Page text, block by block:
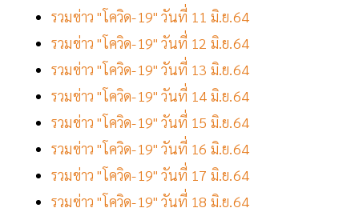
รวมข่าว "โควิด-19" วันที่ 11 มิ.ย.64
รวมข่าว "โควิด-19" วันที่ 12 มิ.ย.64
รวมข่าว "โควิด-19" วันที่ 13 มิ.ย.64
รวมข่าว "โควิด-19" วันที่ 14 มิ.ย.64
รวมข่าว "โควิด-19" วันที่ 15 มิ.ย.64
รวมข่าว "โควิด-19" วันที่ 16 มิ.ย.64
รวมข่าว "โควิด-19" วันที่ 17 มิ.ย.64
รวมข่าว "โควิด-19" วันที่ 18 มิ.ย.64